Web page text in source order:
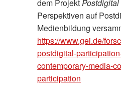
dem Projekt
Perspektiven auf
Medienbildung
https://www.gei.de/
postdigital-
contemporary-media-
participation